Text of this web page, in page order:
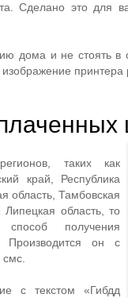
Сделано это для
дома и не стоять
таких как
край, Республика
область, Тамбовская
область, то
получения
он с
с текстом «Гибдд